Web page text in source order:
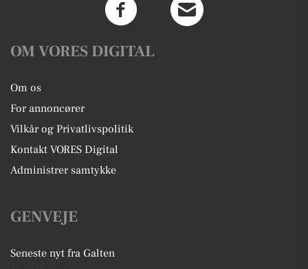
OM VORES DIGITAL
Om os
For annoncører
Vilkår og Privatlivspolitik
Kontakt VORES Digital
Administrer samtykke
GENVEJE
Seneste nyt fra Galten